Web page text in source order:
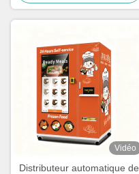
d'aliments à double
chauffage avec four et
Vidéo
Distributeur automatique de